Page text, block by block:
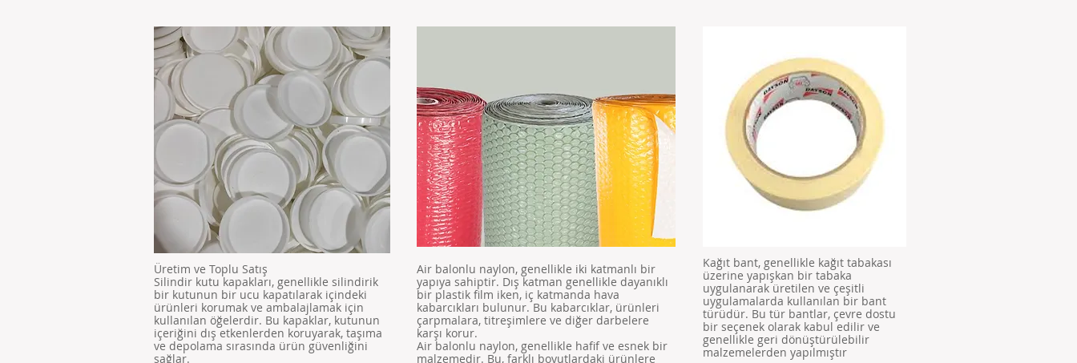
Üretim ve Toplu Satış
Silindir kutu kapakları, genellikle silindirik
bir kutunun bir ucu kapatılarak içindeki
ürünleri korumak ve ambalajlamak için
kullanılan öğelerdir. Bu kapaklar, kutunun
içeriğini dış etkenlerden koruyarak, taşıma
ve depolama sırasında ürün güvenliğini
sağlar.
Air balonlu naylon, genellikle iki katmanlı bir
yapıya sahiptir. Dış katman genellikle dayanıklı
bir plastik film iken, iç katmanda hava
kabarcıkları bulunur. Bu kabarcıklar, ürünleri
çarpmalara, titreşimlere ve diğer darbelere
karşı korur.
Air balonlu naylon, genellikle hafif ve esnek bir
malzemedir. Bu, farklı boyutlardaki ürünlere
Kağıt bant, genellikle kağıt tabakası
üzerine yapışkan bir tabaka
uygulanarak üretilen ve çeşitli
uygulamalarda kullanılan bir bant
türüdür. Bu tür bantlar, çevre dostu
bir seçenek olarak kabul edilir ve
genellikle geri dönüştürülebilir
malzemelerden yapılmıştır